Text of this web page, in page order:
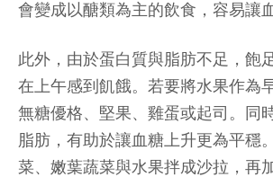
會變成以醣類為主的飲食，容易讓
此外，由於蛋白質與脂肪不足，飽
在上午感到飢餓。若要將水果作為
無糖優格、堅果、雞蛋或起司。同
脂肪，有助於讓血糖上升更為平穩
菜、嫩葉蔬菜與水果拌成沙拉，再